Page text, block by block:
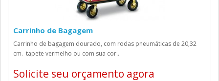
Carrinho de Bagagem
Carrinho de bagagem dourado, com rodas pneumáticas de 20,32
cm. tapete vermelho ou com sua cor..
Solicite seu orçamento agora